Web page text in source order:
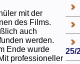
mit der
des Films.
auch
werden.
Ende wurde
professioneller
25/